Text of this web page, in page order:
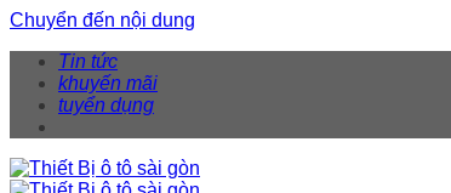
Chuyển đến nội dung
Tin tức
khuyến mãi
tuyển dụng